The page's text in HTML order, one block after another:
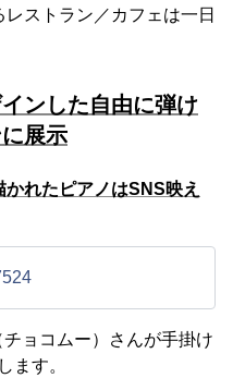
ストラン／カフェは一日
ンした自由に弾け
展示
れたピアノはSNS映え
ョコムー）さんが手掛け
ます。